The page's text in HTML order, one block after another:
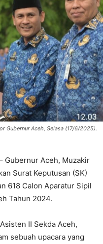
Gubernur Aceh, Selasa (17/6/2025).
Gubernur Aceh, Muzakir
Surat Keputusan (SK)
618 Calon Aparatur Sipil
Tahun 2024.
II Sekda Aceh,
sebuah upacara yang